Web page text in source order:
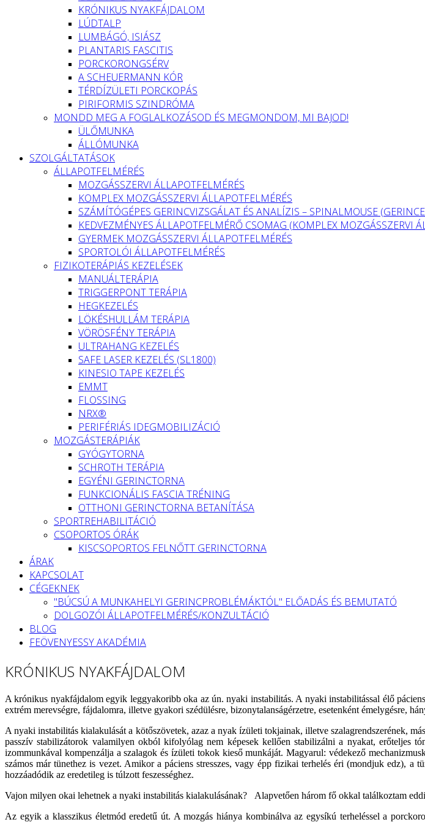
KRÓNIKUS NYAKFÁJDALOM
LÚDTALP
LUMBÁGÓ, ISIÁSZ
PLANTARIS FASCITIS
PORCKORONGSÉRV
A SCHEUERMANN KÓR
TÉRDÍZÜLETI PORCKOPÁS
PIRIFORMIS SZINDRÓMA
MONDD MEG A FOGLALKOZÁSOD ÉS MEGMONDOM, MI BAJOD!
ÜLŐMUNKA
ÁLLÓMUNKA
SZOLGÁLTATÁSOK
ÁLLAPOTFELMÉRÉS
MOZGÁSSZERVI ÁLLAPOTFELMÉRÉS
KOMPLEX MOZGÁSSZERVI ÁLLAPOTFELMÉRÉS
SZÁMÍTÓGÉPES GERINCVIZSGÁLAT ÉS ANALÍZIS – SPINALMOUSE
KEDVEZMÉNYES ÁLLAPOTFELMÉRŐ CSOMAG (KOMPLEX MOZGÁSSZERVI
GYERMEK MOZGÁSSZERVI ÁLLAPOTFELMÉRÉS
SPORTOLÓI ÁLLAPOTFELMÉRÉS
FIZIKOTERÁPIÁS KEZELÉSEK
MANUÁLTERÁPIA
TRIGGERPONT TERÁPIA
HEGKEZELÉS
LÖKÉSHULLÁM TERÁPIA
VÖRÖSFÉNY TERÁPIA
ULTRAHANG KEZELÉS
SAFE LASER KEZELÉS (SL1800)
KINESIO TAPE KEZELÉS
EMMT
FLOSSING
NRX®
PERIFÉRIÁS IDEGMOBILIZÁCIÓ
MOZGÁSTERÁPIÁK
GYÓGYTORNA
SCHROTH TERÁPIA
EGYÉNI GERINCTORNA
FUNKCIONÁLIS FASCIA TRÉNING
OTTHONI GERINCTORNA BETANÍTÁSA
SPORTREHABILITÁCIÓ
CSOPORTOS ÓRÁK
KISCSOPORTOS FELNŐTT GERINCTORNA
ÁRAK
KAPCSOLAT
CÉGEKNEK
"BÚCSÚ A MUNKAHELYI GERINCPROBLÉMÁKTÓL" ELŐADÁS ÉS BEMUTATÓ
DOLGOZÓI ÁLLAPOTFELMÉRÉS/KONZULTÁCIÓ
BLOG
FEÖVENYESSY AKADÉMIA
KRÓNIKUS NYAKFÁJDALOM
A krónikus nyakfájdalom egyik leggyakoribb oka az ún. nyaki instabilitás. A nyaki instabilitással élő
extrém merevségre, fájdalomra, illetve gyakori szédülésre, bizonytalanságérzetre, esetenként émelygésre,
A nyaki instabilitás kialakulását a kötőszövetek, azaz a nyak ízületi tokjainak, illetve szalagrendszerének,
passzív stabilizátorok valamilyen okból kifolyólag nem képesek kellően stabilizálni a nyakat, erőteljes
izommunkával kompenzálja a szalagok és ízületi tokok kieső munkáját. Magyarul: védekező
számos már tünethez is vezet. Amikor a páciens stresszes, vagy épp fizikai terhelés éri (mondjuk edz), a
hozzáadódik az eredetileg is túlzott feszességhez.
Vajon milyen okai lehetnek a nyaki instabilitás kialakulásának? Alapvetően három fő okkal találkoztam
Az egyik a klasszikus életmód eredetű út. A mozgás hiánya kombinálva az egysíkú terheléssel a